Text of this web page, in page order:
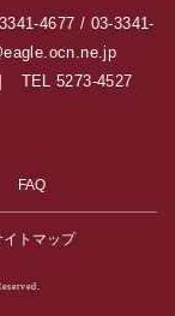
4677 / 03-3341-
] TEL 5273-4527
FAQ
イトマップ